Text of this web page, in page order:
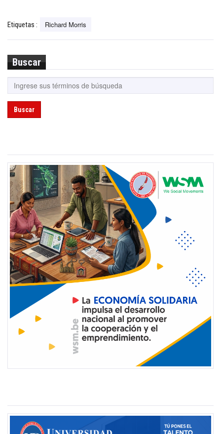
Etiquetas : Richard Morris
Buscar
Buscar